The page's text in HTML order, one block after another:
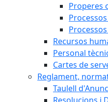
Properes
Recursos
Personal
Cartes de
Reglament,
Taulell